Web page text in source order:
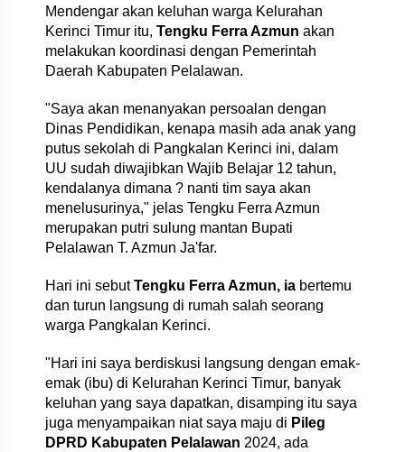
Mendengar akan keluhan warga Kelurahan
Kerinci Timur itu, Tengku Ferra Azmun akan
melakukan koordinasi dengan Pemerintah
Daerah Kabupaten Pelalawan.
"Saya akan menanyakan persoalan dengan
Dinas Pendidikan, kenapa masih ada anak yang
putus sekolah di Pangkalan Kerinci ini, dalam
UU sudah diwajibkan Wajib Belajar 12 tahun,
kendalanya dimana ? nanti tim saya akan
menelusurinya," jelas Tengku Ferra Azmun
merupakan putri sulung mantan Bupati
Pelalawan T. Azmun Ja'far.
Hari ini sebutTengku Ferra Azmun, ia bertemu
dan turun langsung di rumah salah seorang
warga Pangkalan Kerinci.
"Hari ini saya berdiskusi langsung dengan emak-
emak (ibu) di Kelurahan Kerinci Timur, banyak
keluhan yang saya dapatkan, disamping itu saya
juga menyampaikan niat saya maju di Pileg
DPRD Kabupaten Pelalawan 2024, ada